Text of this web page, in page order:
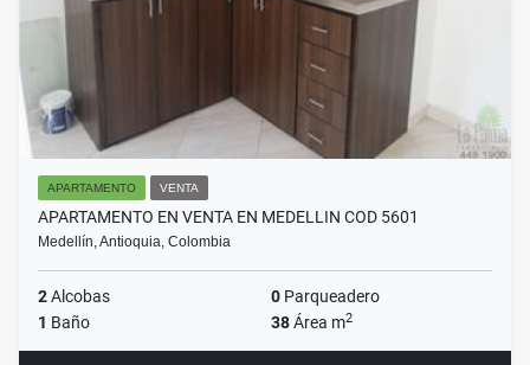
APARTAMENTO VENTA
APARTAMENTO EN VENTA EN MEDELLIN COD 5601
Medellín, Antioquia, Colombia
2Alcobas 0 Parqueadero
1 Baño 38Área m2